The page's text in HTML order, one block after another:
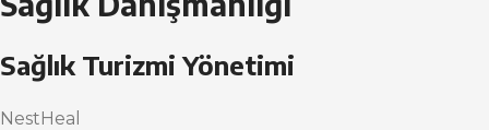
Sağlık Turizmi Yönetimi
NestHeal